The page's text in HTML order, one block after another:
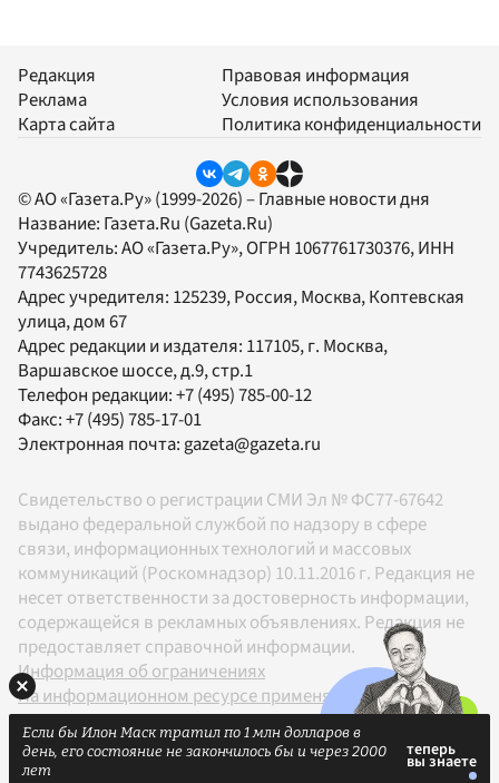
Редакция
Реклама
Карта сайта
Правовая информация
Условия использования
Политика конфиденциальности
© АО «Газета.Ру» (1999-2026) – Главные новости дня
Название: Газета.Ru (Gazeta.Ru)
Учредитель:АО «Газета.Ру», ОГРН 1067761730376, ИНН
7743625728
Адрес учредителя: 125239, Россия, Москва, Коптевская
улица, дом 67
Адрес редакции и издателя: 117105, г. Москва,
Варшавское шоссе, д.9, стр.1
Телефон редакции:+7 (495) 785-00-12
Факс:+7 (495) 785-17-01
Электронная почта: gazeta@gazeta.ru
Свидетельство о регистрации СМИ Эл № ФС77-67642
выдано федеральной службой по надзору в сфере
связи, информационных технологий и массовых
коммуникаций (Роскомнадзор) 10.11.2016 г. Редакция не
несет ответственности за достоверность информации,
содержащейся в рекламных объявлениях. Редакция не
предоставляет справочной информации.
Информация об ограничениях
На информационном ресурсе применяются
рекомендательные технологии в соответствии с
Правилами
Если бы Илон Маск тратил по 1 млн долларов в
день, его состояние не закончилось бы и через 2000
лет